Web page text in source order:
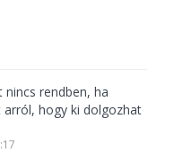
nincs rendben, ha
hogy ki dolgozhat